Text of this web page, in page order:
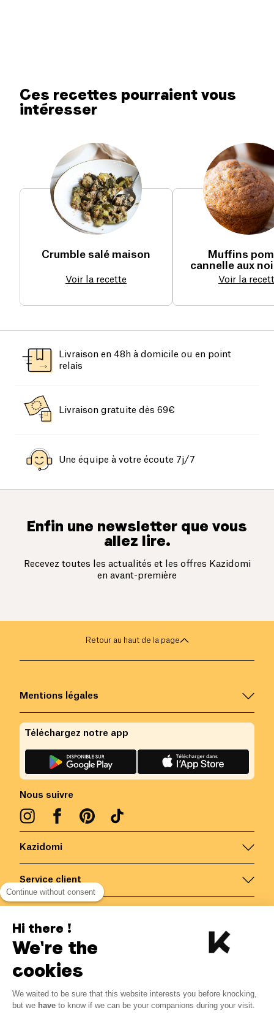
Ces recettes pourraient vous
intéresser
Crumble salé maison
Voir la recette
Muffins
cannelle aux
Voir la
Livraison en 48h à domicile ou en point
relais
Livraison gratuite dès 69€
Une équipe à votre écoute 7j/7
Enfin une newsletter que vous
allez lire.
Recevez toutes les actualités et les offres Kazidomi
en avant-première
7.65€ 6.50 € -15% ?
Economisez 1.15 € avec K+
Retour au haut de la page
Kazidomi
Service client
Mentions légales
Nous suivre
Téléchargez notre app
Belgique/FR
Continue without consent
Hi there !
We're the
cookies
We waited to be sure that this website interests you before knocking,
but we have to know if we can be your companions during your visit.